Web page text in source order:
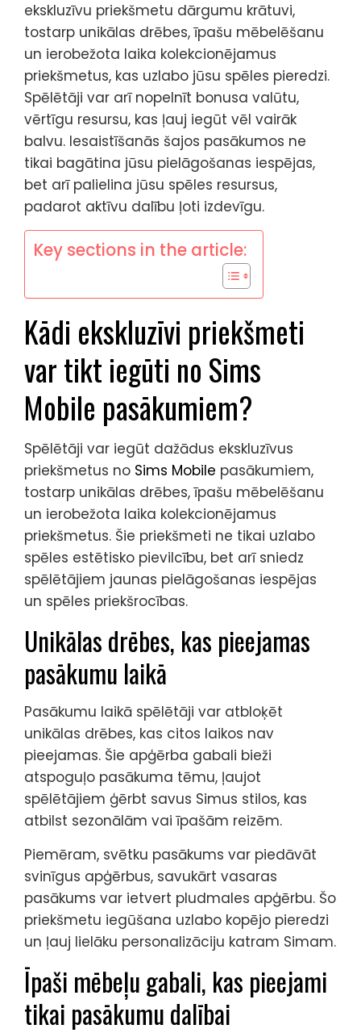
ekskluzīvu priekšmetu dārgumu krātuvi,
tostarp unikālas drēbes, īpašu mēbelēšanu
un ierobežota laika kolekcionējamus
priekšmetus, kas uzlabo jūsu spēles pieredzi.
Spēlētāji var arī nopelnīt bonusa valūtu,
vērtīgu resursu, kas ļauj iegūt vēl vairāk
balvu. Iesaistīšanās šajos pasākumos ne
tikai bagātina jūsu pielāgošanas iespējas,
bet arī palielina jūsu spēles resursus,
padarot aktīvu dalību ļoti izdevīgu.
Key sections in the article:
Kādi ekskluzīvi priekšmeti
var tikt iegūti no Sims
Mobile pasākumiem?
Spēlētāji var iegūt dažādus ekskluzīvus
priekšmetus no Sims Mobile pasākumiem,
tostarp unikālas drēbes, īpašu mēbelēšanu
un ierobežota laika kolekcionējamus
priekšmetus. Šie priekšmeti ne tikai uzlabo
spēles estētisko pievilcību, bet arī sniedz
spēlētājiem jaunas pielāgošanas iespējas
un spēles priekšrocības.
Unikālas drēbes, kas pieejamas
pasākumu laikā
Pasākumu laikā spēlētāji var atbloķēt
unikālas drēbes, kas citos laikos nav
pieejamas. Šie apģērba gabali bieži
atspoguļo pasākuma tēmu, ļaujot
spēlētājiem ģērbt savus Simus stilos, kas
atbilst sezonālām vai īpašām reizēm.
Piemēram, svētku pasākums var piedāvāt
svinīgus apģērbus, savukārt vasaras
pasākums var ietvert pludmales apģērbu. Šo
priekšmetu iegūšana uzlabo kopējo pieredzi
un ļauj lielāku personalizāciju katram Simam.
Īpaši mēbeļu gabali, kas pieejami
tikai pasākumu dalībai